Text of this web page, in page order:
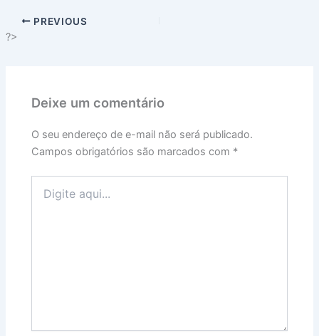
PREVIOUS
?>
Deixe um comentário
O seu endereço de e-mail não será publicado.
Campos obrigatórios são marcados com *
aqui...